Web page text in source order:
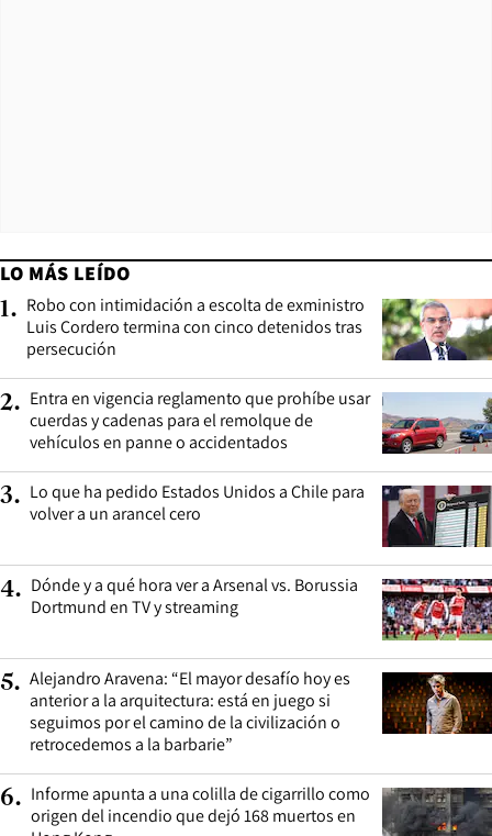
LO MÁS LEÍDO
1. Robo con intimidación a escolta de exministro
Luis Cordero termina con cinco detenidos tras
persecución
2. Entra en vigencia reglamento que prohíbe usar
cuerdas y cadenas para el remolque de
vehículos en panne o accidentados
3. Lo que ha pedido Estados Unidos a Chile para
volver a un arancel cero
4. Dónde y a qué hora ver a Arsenal vs. Borussia
Dortmund en TV y streaming
5. Alejandro Aravena: “El mayor desafío hoy es
anterior a la arquitectura: está en juego si
seguimos por el camino de la civilización o
retrocedemos a la barbarie”
6. Informe apunta a una colilla de cigarrillo como
origen del incendio que dejó 168 muertos en